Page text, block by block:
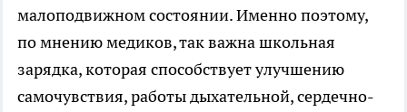
малоподвижном состоянии. Именно поэтому,
по мнению медиков, так важна школьная
зарядка, которая способствует улучшению
самочувствия, работы дыхательной, сердечно-